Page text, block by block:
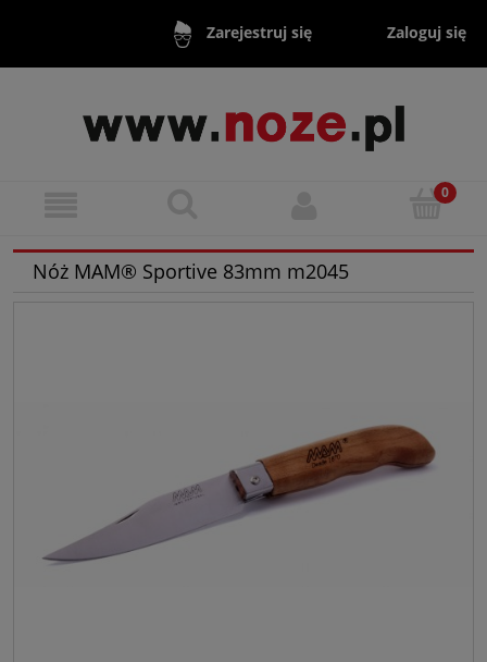
Zarejestruj się Zaloguj się
Nóż MAM® Sportive 83mm m2045